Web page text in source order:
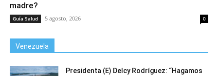
madre?
Guía Salud 5 agosto, 2026 0
Venezuela
Presidenta (E) Delcy Rodríguez: “Hagamos